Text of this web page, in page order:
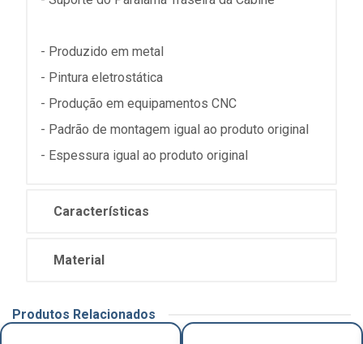
- Produzido em metal
- Pintura eletrostática
- Produção em equipamentos CNC
- Padrão de montagem igual ao produto original
- Espessura igual ao produto original
Características
Material
Produtos Relacionados